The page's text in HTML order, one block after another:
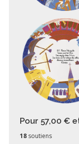
Pour 57,00 €
18 soutiens